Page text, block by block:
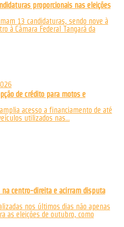
proporcionais nas eleições
13 candidaturas, sendo nove à
à Câmara Federal Tangará da
de crédito para motos e
acesso a financiamento de até
utilizados nas...
centro-direita e acirram disputa
nos últimos dias não apenas
as eleições de outubro, como